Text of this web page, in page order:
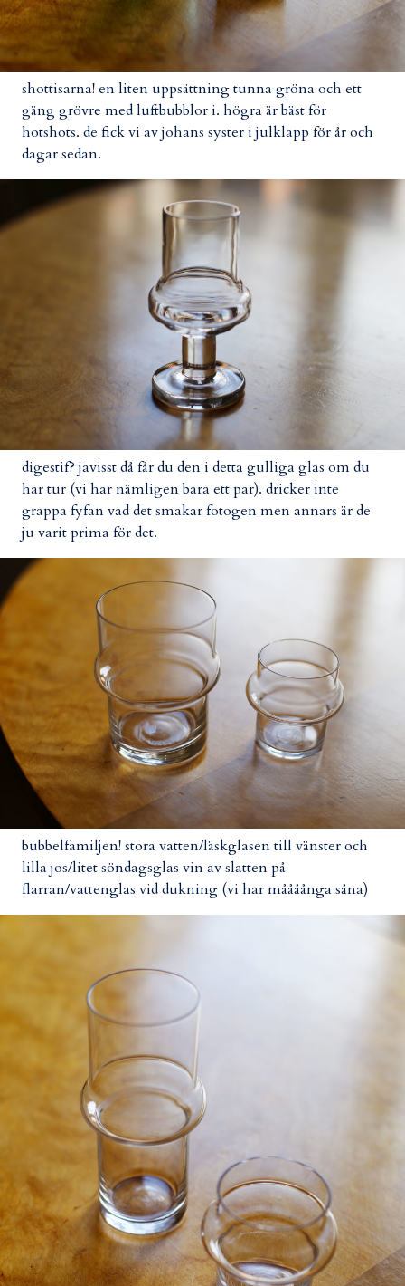
shottisarna! en liten uppsättning tunna gröna och ett
gäng grövre med luftbubblor i. högra är bäst för
hotshots. de fick vi av johans syster i julklapp för år och
dagar sedan.
digestif? javisst då får du den i detta gulliga glas om du
har tur (vi har nämligen bara ett par). dricker inte
grappa fyfan vad det smakar fotogen men annars är de
ju varit prima för det.
bubbelfamiljen! stora vatten/läskglasen till vänster och
lilla jos/litet söndagsglas vin av slatten på
flarran/vattenglas vid dukning (vi har måååånga såna)